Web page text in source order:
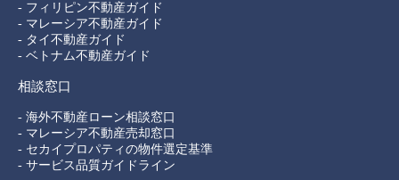
- フィリピン不動産ガイド
- マレーシア不動産ガイド
- タイ不動産ガイド
- ベトナム不動産ガイド
相談窓口
- 海外不動産ローン相談窓口
- マレーシア不動産売却窓口
- セカイプロパティの物件選定基準
- サービス品質ガイドライン